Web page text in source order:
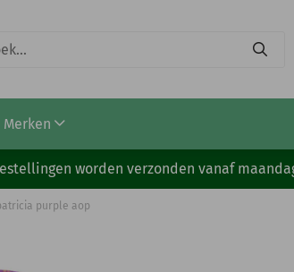
Merken
worden verzonden vanaf
purple aop